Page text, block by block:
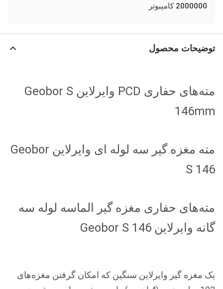
2000000 کامپیوتر
توضیحات محصول
مته‌های حفاری PCD وایرلاین Geobor S
146mm
مته مغزه گیر سه لوله ای وایرلاین Geobor
S 146
مته‌های حفاری مغزه گیر الماسه لوله سه
گانه وایرلاین Geobor S 146
یک مغزه گیر وایرلاین سنگین که امکان گرفتن مغزه‌های